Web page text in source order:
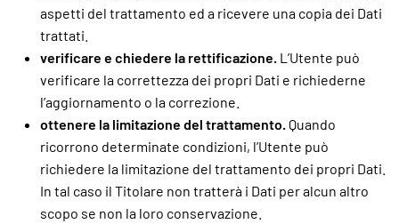
aspetti del trattamento ed a ricevere una copia dei Dati
trattati.
verificare e chiedere la rettificazione. L’Utente può
verificare la correttezza dei propri Dati e richiederne
l’aggiornamento o la correzione.
ottenere la limitazione del trattamento. Quando
ricorrono determinate condizioni, l’Utente può
richiedere la limitazione del trattamento dei propri Dati.
In tal caso il Titolare non tratterà i Dati per alcun altro
scopo se non la loro conservazione.